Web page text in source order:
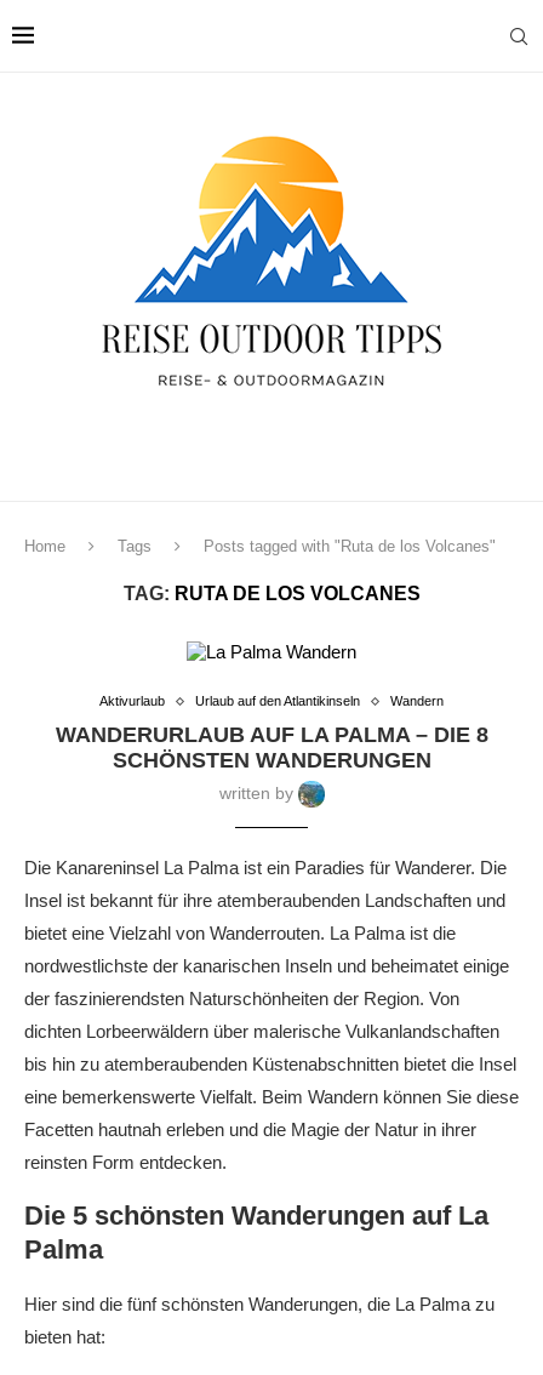
Home Tags Posts tagged with "Ruta de los Volcanes"
TAG: RUTA DE LOS VOLCANES
Aktivurlaub Urlaub auf den Atlantikinseln Wandern
WANDERURLAUB AUF LA PALMA – DIE 8
SCHÖNSTEN WANDERUNGEN
written by
Die Kanareninsel La Palma ist ein Paradies für Wanderer. Die
Insel ist bekannt für ihre atemberaubenden Landschaften und
bietet eine Vielzahl von Wanderrouten. La Palma ist die
nordwestlichste der kanarischen Inseln und beheimatet einige
der faszinierendsten Naturschönheiten der Region. Von
dichten Lorbeerwäldern über malerische Vulkanlandschaften
bis hin zu atemberaubenden Küstenabschnitten bietet die Insel
eine bemerkenswerte Vielfalt. Beim Wandern können Sie diese
Facetten hautnah erleben und die Magie der Natur in ihrer
reinsten Form entdecken.
Die 5 schönsten Wanderungen auf La
Palma
Hier sind die fünf schönsten Wanderungen, die La Palma zu
bieten hat: